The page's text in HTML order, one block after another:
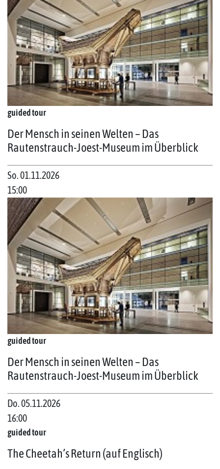
guided tour
Der Mensch in seinen Welten – Das
Rautenstrauch-Joest-Museum im Überblick
So. 01.11.2026
15:00
guided tour
Der Mensch in seinen Welten – Das
Rautenstrauch-Joest-Museum im Überblick
Do. 05.11.2026
16:00
guided tour
The Cheetah’s Return (auf Englisch)